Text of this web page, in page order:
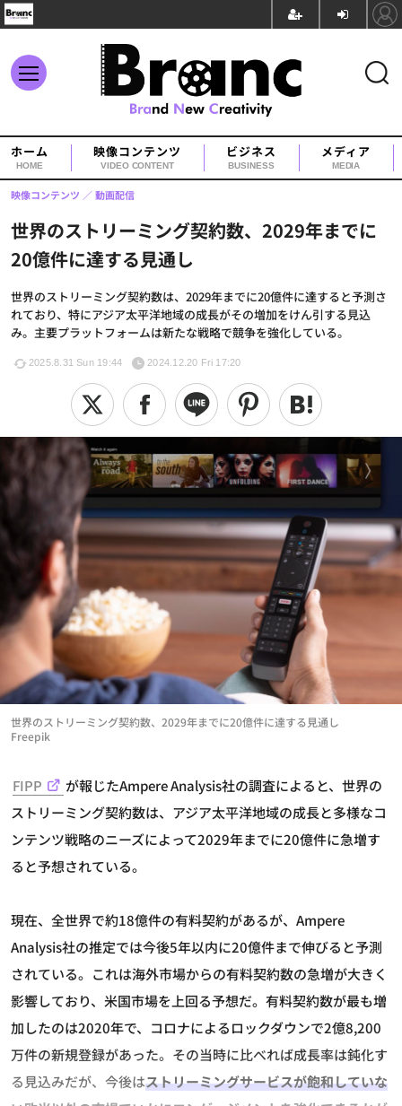
ホーム
HOME
映像コンテンツ
VIDEO CONTENT
ビジネス
BUSINESS
メディア
MEDIA
世界のストリーミング契約数、2029年までに
20億件に達する見通し
世界のストリーミング契約数は、2029年までに20億件に達すると予測さ
れており、特にアジア太平洋地域の成長がその増加をけん引する見込
み。主要プラットフォームは新たな戦略で競争を強化している。
映像コンテンツ 動画配信
2025.8.31 Sun 19:44 2024.12.20 Fri 17:20
Freepik
世界のストリーミング契約数、2029年までに20億件に達する見通し
FIPP
が報じたAmpere Analysis社の調査によると、世界の
ストリーミング契約数は、アジア太平洋地域の成長と多様なコ
ンテンツ戦略のニーズによって2029年までに20億件に急増す
ると予想されている。
現在、全世界で約18億件の有料契約があるが、Ampere
Analysis社の推定では今後5年以内に20億件まで伸びると予測
されている。これは海外市場からの有料契約数の急増が大きく
影響しており、米国市場を上回る予想だ。有料契約数が最も増
加したのは2020年で、コロナによるロックダウンで2億8,200
万件の新規登録があった。その当時に比べれば成長率は鈍化す
る見込みだが、今後はストリーミングサービスが飽和していな